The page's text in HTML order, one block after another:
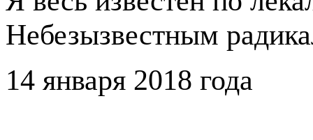
Небезызвестным
14 января 2018 года